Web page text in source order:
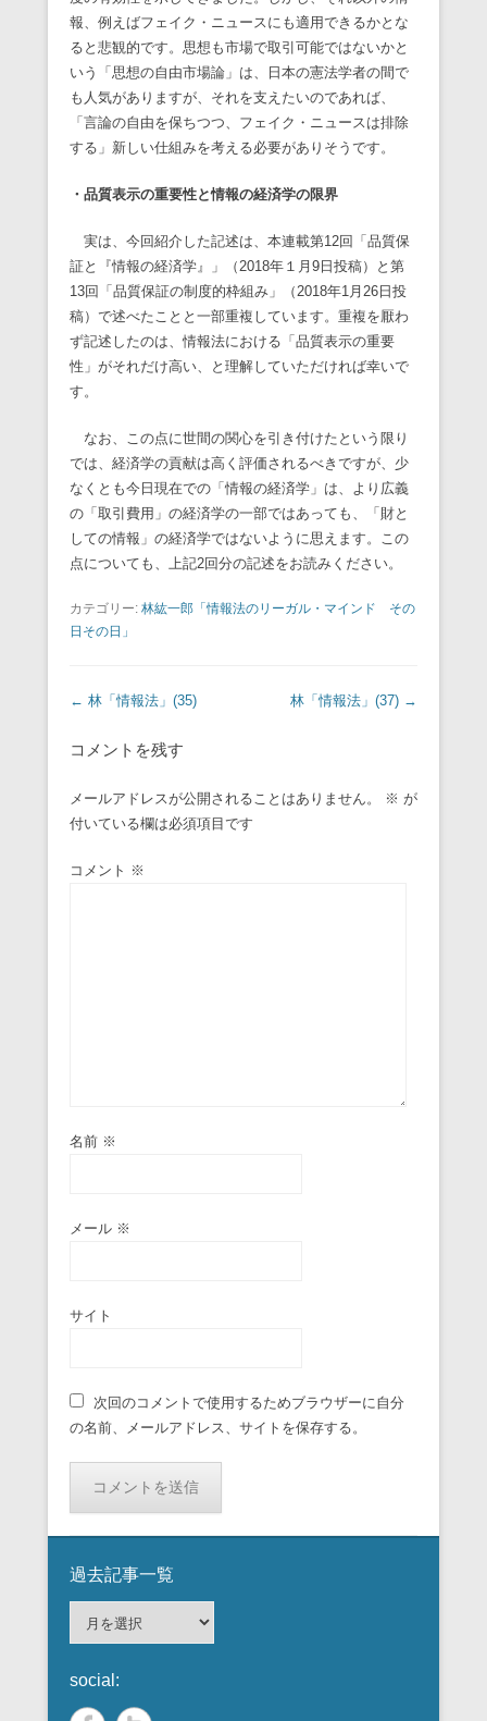
報、例えばフェイク・ニュースにも適用できるかとな
ると悲観的です。思想も市場で取引可能ではないかと
いう「思想の自由市場論」は、日本の憲法学者の間で
も人気がありますが、それを支えたいのであれば、
「言論の自由を保ちつつ、フェイク・ニュースは排除
する」新しい仕組みを考える必要がありそうです。
・品質表示の重要性と情報の経済学の限界
実は、今回紹介した記述は、本連載第12回「品質保
証と『情報の経済学』」（2018年１月9日投稿）と第
13回「品質保証の制度的枠組み」（2018年1月26日投
稿）で述べたことと一部重複しています。重複を厭わ
ず記述したのは、情報法における「品質表示の重要
性」がそれだけ高い、と理解していただければ幸いで
す。
なお、この点に世間の関心を引き付けたという限り
では、経済学の貢献は高く評価されるべきですが、少
なくとも今日現在での「情報の経済学」は、より広義
の「取引費用」の経済学の一部ではあっても、「財と
しての情報」の経済学ではないように思えます。この
点についても、上記2回分の記述をお読みください。
カテゴリー: 林紘一郎「情報法のリーガル・マインド その
日その日」
投稿ナビゲーション
← 林「情報法」(35) 林「情報法」(37) →
コメントを残す
メールアドレスが公開されることはありません。 ※ が
付いている欄は必須項目です
コメント ※
名前 ※
メール ※
サイト
次回のコメントで使用するためブラウザーに自分
の名前、メールアドレス、サイトを保存する。
過去記事一覧
事
一
social: